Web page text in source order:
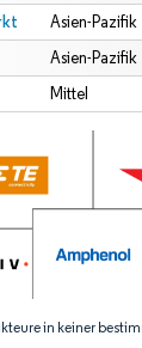
Asien-Pazifik
Asien-Pazifik
Mittel
in keiner
CC BY 4.0.